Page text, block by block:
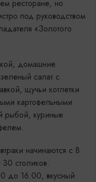
ресторане, но
под руководством
«Золотого
домашние
салат с
щучьи котлетки
картофельными
рыбой, куриные
начинаются с 8
столиков.
до 16.00, вкусный